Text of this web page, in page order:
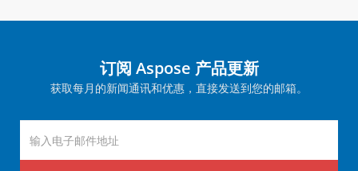
订阅 Aspose 产品更新
获取每月的新闻通讯和优惠，直接发送到您的邮箱。